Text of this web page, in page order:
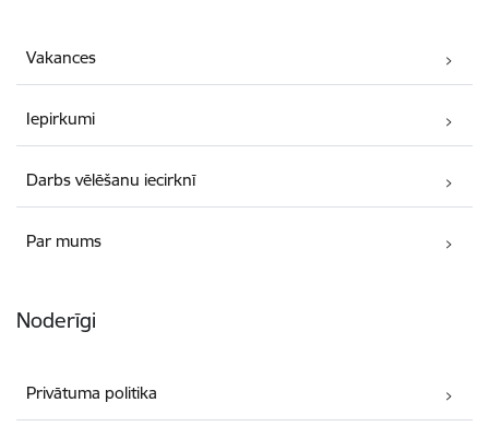
Vakances
Iepirkumi
Darbs vēlēšanu iecirknī
Par mums
Noderīgi
Privātuma politika